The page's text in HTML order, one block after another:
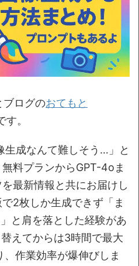
ログのおてもと
す。
生成なんて難しそう…」と
料プランからGPT-4oま
最新情報と共にお届けし
2枚しか生成できず「ま
と肩を落とした経験があ
えてからは3時間で最大
作業効率が爆伸びしま